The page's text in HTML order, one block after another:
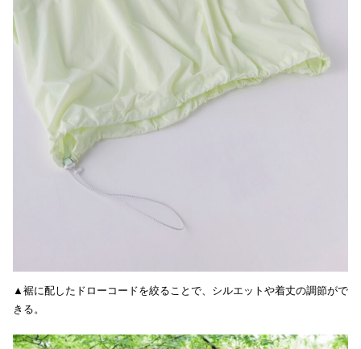
▲裾に配したドローコードを絞ることで、シルエットや着丈の調節がで
きる。